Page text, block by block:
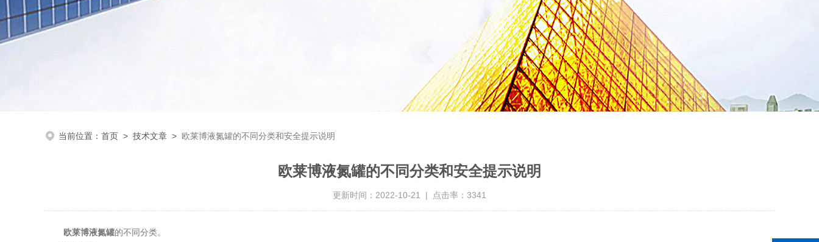
当前位置： 首页 > 技术文章 > 欧莱博液氮罐的不同分类和安全提示说明
欧莱博液氮罐的不同分类和安全提示说明
更新时间：2022-10-21 | 点击率：3341
欧莱博液氮罐的不同分类。